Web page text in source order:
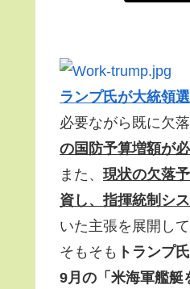
ランプ氏が大統領
必要ながら既に欠
の国防予算増額が
また、 現状の欠落
資し、指揮統制シ
いた主張を展開し
そもそも トランプ
9月の「米海軍艦艇